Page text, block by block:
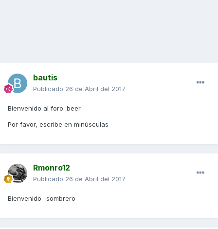
bautis
Publicado 26 de Abril del 2017
Bienvenido al foro :beer
Por favor, escribe en minúsculas
Rmonro12
Publicado 26 de Abril del 2017
Bienvenido -sombrero